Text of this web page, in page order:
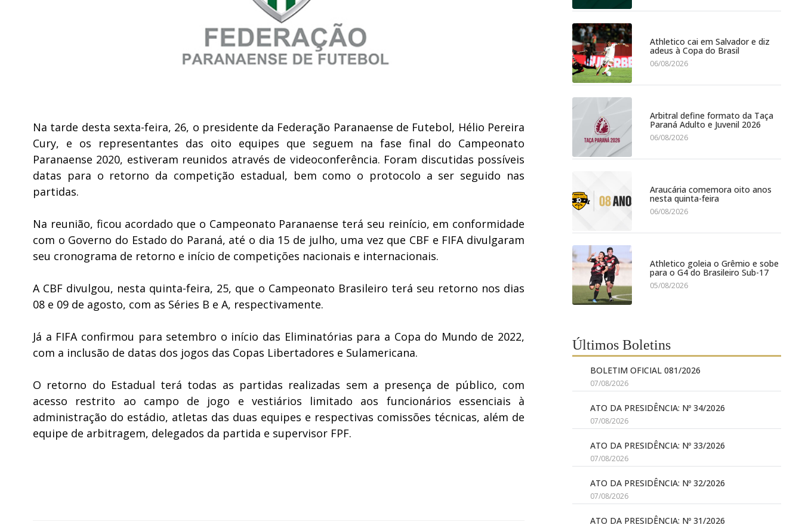
Na tarde desta sexta-feira, 26, o presidente da Federação Paranaense de Futebol, Hélio Pereira
Cury, e os representantes das oito equipes que seguem na fase final do Campeonato
Paranaense 2020, estiveram reunidos através de videoconferência. Foram discutidas possíveis
datas para o retorno da competição estadual, bem como o protocolo a ser seguido nas
partidas.
Na reunião, ficou acordado que o Campeonato Paranaense terá seu reinício, em conformidade
com o Governo do Estado do Paraná, até o dia 15 de julho, uma vez que CBF e FIFA divulgaram
seu cronograma de retorno e início de competições nacionais e internacionais.
A CBF divulgou, nesta quinta-feira, 25, que o Campeonato Brasileiro terá seu retorno nos dias
08 e 09 de agosto, com as Séries B e A, respectivamente.
Já a FIFA confirmou para setembro o início das Eliminatórias para a Copa do Mundo de 2022,
com a inclusão de datas dos jogos das Copas Libertadores e Sulamericana.
O retorno do Estadual terá todas as partidas realizadas sem a presença de público, com
acesso restrito ao campo de jogo e vestiários limitado aos funcionários essenciais à
administração do estádio, atletas das duas equipes e respectivas comissões técnicas, além de
equipe de arbitragem, delegados da partida e supervisor FPF.
Athletico cai em Salvador e diz
adeus à Copa do Brasil
06/08/2026
Arbitral define formato da Taça
Paraná Adulto e Juvenil 2026
06/08/2026
Araucária comemora oito anos
nesta quinta-feira
06/08/2026
Athletico goleia o Grêmio e sobe
para o G4 do Brasileiro Sub-17
05/08/2026
Últimos Boletins
BOLETIM OFICIAL 081/2026
07/08/2026
ATO DA PRESIDÊNCIA: Nº 34/2026
07/08/2026
ATO DA PRESIDÊNCIA: Nº 33/2026
07/08/2026
ATO DA PRESIDÊNCIA: Nº 32/2026
07/08/2026
ATO DA PRESIDÊNCIA: Nº 31/2026